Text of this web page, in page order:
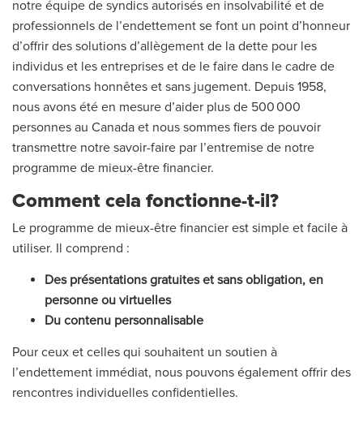
notre équipe de syndics autorisés en insolvabilité et de
professionnels de l’endettement se font un point d’honneur
d’offrir des solutions d’allègement de la dette pour les
individus et les entreprises et de le faire dans le cadre de
conversations honnêtes et sans jugement. Depuis 1958,
nous avons été en mesure d’aider plus de 500 000
personnes au Canada et nous sommes fiers de pouvoir
transmettre notre savoir-faire par l’entremise de notre
programme de mieux-être financier.
Comment cela fonctionne-t-il?
Le programme de mieux-être financier est simple et facile à
utiliser. Il comprend :
Des présentations gratuites et sans obligation, en
personne ou virtuelles
Du contenu personnalisable
Pour ceux et celles qui souhaitent un soutien à
l’endettement immédiat, nous pouvons également offrir des
rencontres individuelles confidentielles.